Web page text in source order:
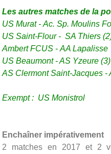
Les autres matches de la
US Murat - Ac. Sp. Moulins
US Saint-Flour - SA Thiers
Ambert FCUS - AA Lapalisse
US Beaumont -AS Yzeure (3)
AS Clermont Saint-Jacques -
Exempt : US Monistrol
Enchaîner impérativement
2 matches en 2017 et 2